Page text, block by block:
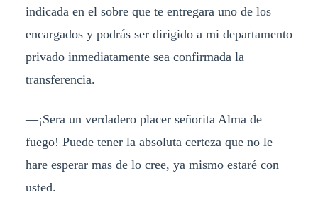
indicada en el sobre que te entregara uno de los
encargados y podrás ser dirigido a mi departamento
privado inmediatamente sea confirmada la
transferencia.
—¡Sera un verdadero placer señorita Alma de
fuego! Puede tener la absoluta certeza que no le
hare esperar mas de lo cree, ya mismo estaré con
usted.